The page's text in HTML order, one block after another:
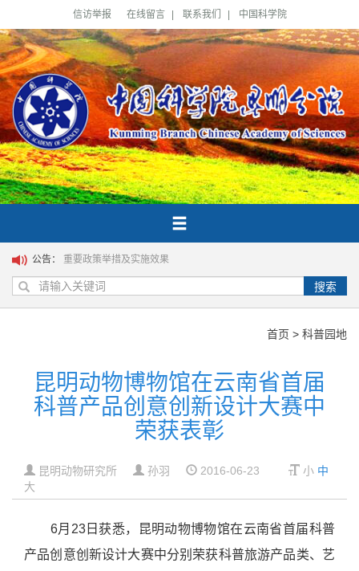
信访举报 在线留言 联系我们 中国科学院
公告： 重要政策举措及实施效果
搜索
首页 > 科普园地
昆明动物博物馆在云南省首届
科普产品创意创新设计大赛中
荣获表彰
昆明动物研究所 孙羽 2016-06-23 小 中
大
6月23日获悉，昆明动物博物馆在云南省首届科普
产品创意创新设计大赛中分别荣获科普旅游产品类、艺